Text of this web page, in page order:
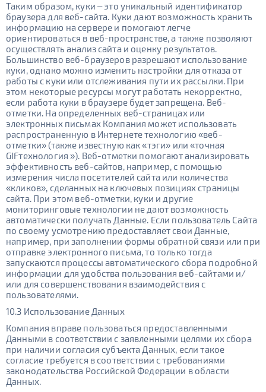
Таким образом, куки – это уникальный идентификатор
браузера для веб-сайта. Куки дают возможность хранить
информацию на сервере и помогают легче
ориентироваться в веб-пространстве, а также позволяют
осуществлять анализ сайта и оценку результатов.
Большинство веб-браузеров разрешают использование
куки, однако можно изменить настройки для отказа от
работы с куки или отслеживания пути их рассылки. При
этом некоторые ресурсы могут работать некорректно,
если работа куки в браузере будет запрещена. Веб-
отметки. На определенных веб-страницах или
электронных письмах Компания может использовать
распространенную в Интернете технологию «веб-
отметки» (также известную как «тэги» или «точная
GIFтехнология »). Веб-отметки помогают анализировать
эффективность веб-сайтов, например, с помощью
измерения числа посетителей сайта или количества
«кликов», сделанных на ключевых позициях страницы
сайта. При этом веб-отметки, куки и другие
мониторинговые технологии не дают возможность
автоматически получать Данные. Если пользователь Сайта
по своему усмотрению предоставляет свои Данные,
например, при заполнении формы обратной связи или при
отправке электронного письма, то только тогда
запускаются процессы автоматического сбора подробной
информации для удобства пользования веб-сайтами и/
или для совершенствования взаимодействия с
пользователями.
10.3 Использование Данных
Компания вправе пользоваться предоставленными
Данными в соответствии с заявленными целями их сбора
при наличии согласия субъекта Данных, если такое
согласие требуется в соответствии с требованиями
законодательства Российской Федерации в области
Данных.